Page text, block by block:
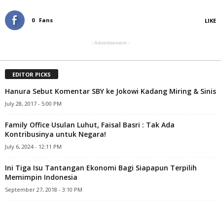
0 Fans LIKE
- Advertisement -
EDITOR PICKS
Hanura Sebut Komentar SBY ke Jokowi Kadang Miring & Sinis
July 28, 2017 - 5:00 PM
Family Office Usulan Luhut, Faisal Basri : Tak Ada
Kontribusinya untuk Negara!
July 6, 2024 - 12:11 PM
Ini Tiga Isu Tantangan Ekonomi Bagi Siapapun Terpilih
Memimpin Indonesia
September 27, 2018 - 3:10 PM